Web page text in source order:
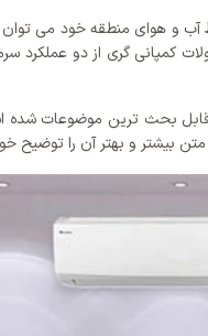
کمپانی گری از دو
بحث ترین موضوعات شده
بیشتر و بهتر آن را توضیح